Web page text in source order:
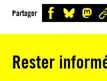
Partager
Rester